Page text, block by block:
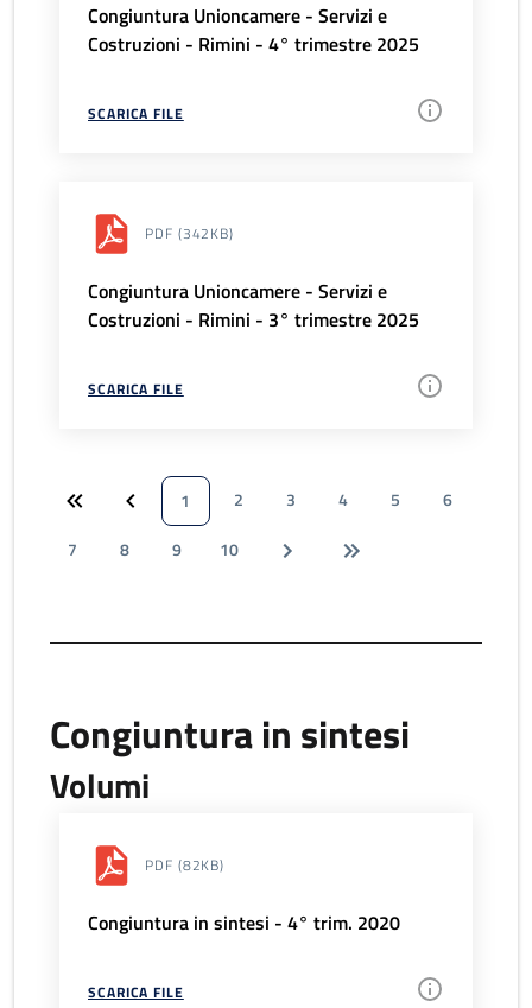
Congiuntura Unioncamere - Servizi e
Costruzioni - Rimini - 4° trimestre 2025
SCARICA FILE
PDF (342KB)
Congiuntura Unioncamere - Servizi e
Costruzioni - Rimini - 3° trimestre 2025
SCARICA FILE
1 2 3 4 5
6
7
8 9 10
Congiuntura in sintesi
Volumi
PDF (82KB)
Congiuntura in sintesi - 4° trim. 2020
SCARICA FILE